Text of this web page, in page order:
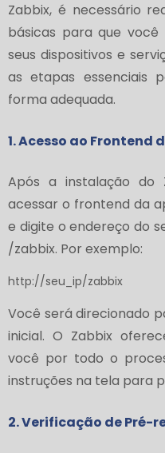
Zabbix, é necessário
básicas para que
seus dispositivos e
as etapas essenciais
forma adequada.
1. Acesso ao Frontend
Após a instalação do
acessar o frontend da
e digite o endereço do
/zabbix. Por exemplo:
http://seu_ip/zabbix
Você será direcionado
inicial. O Zabbix
você por todo o
instruções na tela para
2. Verificação de Pré-